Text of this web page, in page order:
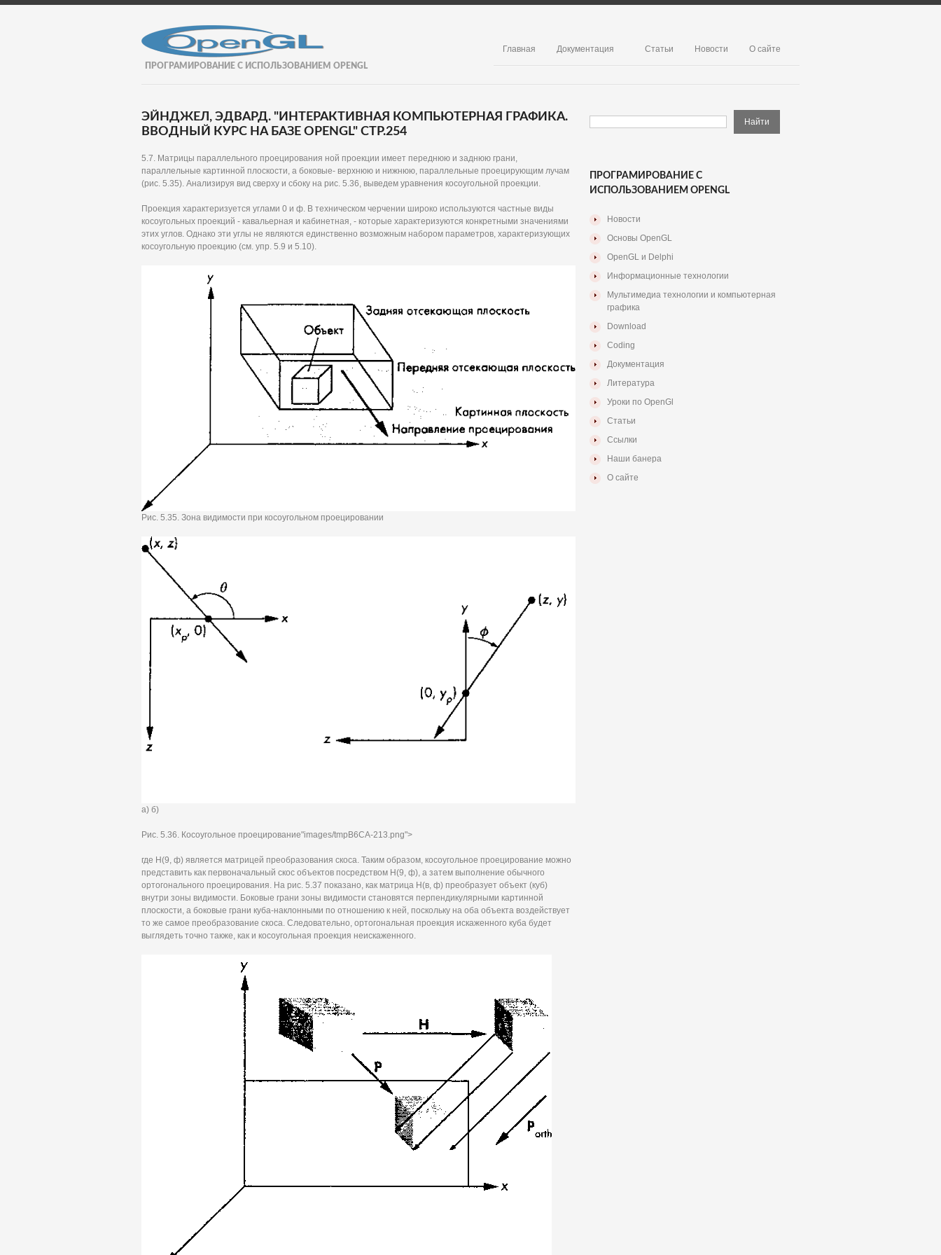
ПРОГРАМИРОВАНИЕ С ИСПОЛЬЗОВАНИЕМ OPENGL
Главная Документация Статьи Новости О сайте
ЭЙНДЖЕЛ, ЭДВАРД. "ИНТЕРАКТИВНАЯ КОМПЬЮТЕРНАЯ ГРАФИКА.
ВВОДНЫЙ КУРС НА БАЗЕ OPENGL" СТР.254
5.7. Матрицы параллельного проецирования ной проекции имеет переднюю и заднюю грани,
параллельные картинной плоскости, а боковые- верхнюю и нижнюю, параллельные проецирующим лучам
(рис. 5.35). Анализируя вид сверху и сбоку на рис. 5.36, выведем уравнения косоугольной проекции.
Проекция характеризуется углами 0 и ф. В техническом черчении широко используются частные виды
косоугольных проекций - кавальерная и кабинетная, - которые характеризуются конкретными значениями
этих углов. Однако эти углы не являются единственно возможным набором параметров, характеризующих
косоугольную проекцию (см. упр. 5.9 и 5.10).
Рис. 5.35. Зона видимости при косоугольном проецировании
а) б)
Рис. 5.36. Косоугольное проецирование"images/tmpB6CA-213.png">
где Н(9, ф) является матрицей преобразования скоса. Таким образом, косоугольное проецирование можно
представить как первоначальный скос объектов посредством Н(9, ф), а затем выполнение обычного
ортогонального проецирования. На рис. 5.37 показано, как матрица Н(в, ф) преобразует объект (куб)
внутри зоны видимости. Боковые грани зоны видимости становятся перпендикулярными картинной
плоскости, а боковые грани куба-наклонными по отношению к ней, поскольку на оба объекта воздействует
то же самое преобразование скоса. Следовательно, ортогональная проекция искаженного куба будет
выглядеть точно также, как и косоугольная проекция неискаженного.
ПРОГРАМИРОВАНИЕ С
ИСПОЛЬЗОВАНИЕМ OPENGL
Новости
Основы OpenGL
OpenGL и Delphi
Информационные технологии
Мультимедиа технологии и компьютерная
графика
Download
Coding
Документация
Литература
Уроки по OpenGl
Статьи
Ссылки
Наши банера
О сайте